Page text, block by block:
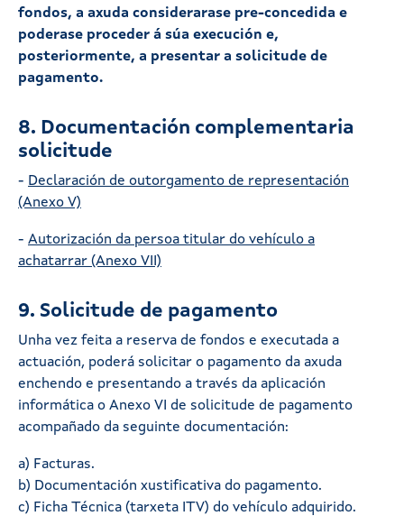
fondos, a axuda considerarase pre-concedida e
poderase proceder á súa execución e,
posteriormente, a presentar a solicitude de
pagamento.
8. Documentación complementaria
solicitude
- Declaración de outorgamento de representación
(Anexo V)
- Autorización da persoa titular do vehículo a
achatarrar (Anexo VII)
9. Solicitude de pagamento
Unha vez feita a reserva de fondos e executada a
actuación, poderá solicitar o pagamento da axuda
enchendo e presentando a través da aplicación
informática o Anexo VI de solicitude de pagamento
acompañado da seguinte documentación:
a) Facturas.
b) Documentación xustificativa do pagamento.
c) Ficha Técnica (tarxeta ITV) do vehículo adquirido.